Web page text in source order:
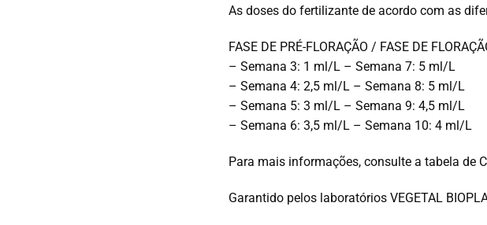
As doses do fertilizante de acordo com as
FASE DE PRÉ-FLORAÇÃO / FASE DE
– Semana 3: 1 ml/L – Semana 7: 5 ml/L
– Semana 4: 2,5 ml/L – Semana 8: 5 ml/L
– Semana 5: 3 ml/L – Semana 9: 4,5 ml/L
– Semana 6: 3,5 ml/L – Semana 10: 4 ml/L
Para mais informações, consulte a tabela de
Garantido pelos laboratórios VEGETAL